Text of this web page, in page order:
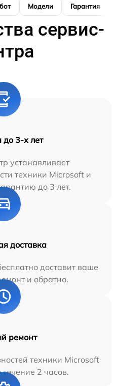
Модели Гарантия
сервис-
до 3-х лет
устанавливает
техники Microsoft и
до 3 лет.
доставка
доставит ваше
и обратно.
ремонт
техники Microsoft
2 часов.